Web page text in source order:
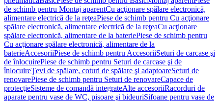
de schimb pentru Montaj aparentCu acţionare spălare electronică,
alimentare electrică de la reţeaPiese de schimb pentru Cu acţionare
spălare electronică, alimentare electrică de la reţeaCu acţionare
spălare electronică, alimentare de la bateriePiese de schimb pentru
Cu acţionare spălare electronică, alimentare de la
baterieAccesoriiPiese de schimb pentru AccesoriiSeturi de carcase şi
de înlocuirePiese de schimb pentru Seturi de carcase şi de
înlocuireŢevi de spălare, coturi de spălare şi adaptoareSeturi de
renovarePiese de schimb pentru Seturi de renovareCapace de
protecţieSisteme de comandă integrateAlte accesoriiRacorduri de
aparate pentru vase de WC, pisoare şi bideuriSifoane pentru vase de